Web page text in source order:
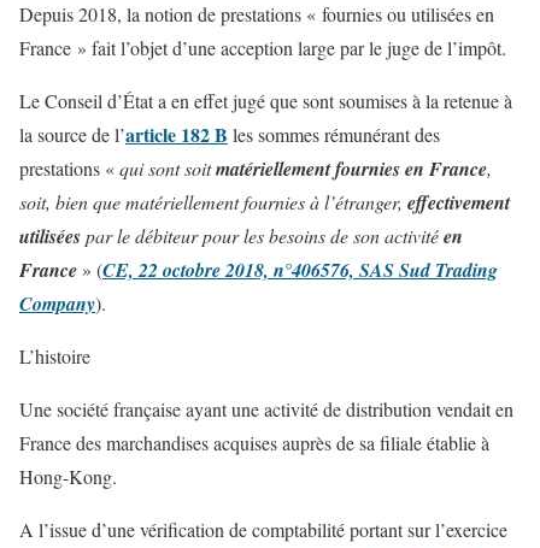
Depuis 2018, la notion de prestations « fournies ou utilisées en
France » fait l’objet d’une acception large par le juge de l’impôt.
Le Conseil d’État a en effet jugé que sont soumises à la retenue à
la source de l’article 182 B les sommes rémunérant des
prestations «qui sont soitmatériellement fournies en France,
soit, bien que matériellement fournies à l’étranger, effectivement
utiliséespar le débiteur pour les besoins de son activitéen
France » (CE, 22 octobre 2018, n°406576, SAS Sud Trading
Company).
L’histoire
Une société française ayant une activité de distribution vendait en
France des marchandises acquises auprès de sa filiale établie à
Hong-Kong.
A l’issue d’une vérification de comptabilité portant sur l’exercice